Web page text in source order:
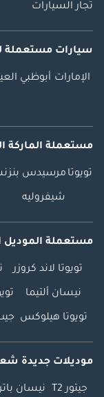
تجار السيارات
سيارات مستعملة
الإمارات أبوظبي
مستعملة الماركة
تويوتا مرسيدس بنز
شيفروليه
مستعملة الموديل
تويوتا لاند كروزر
نيسان ألتيما
تويوتا هيلوكس
موديلات جديدة
جيتور T2 نيسان